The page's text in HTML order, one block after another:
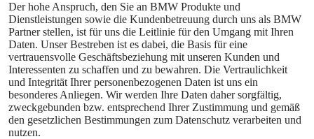
Der hohe Anspruch, den Sie an BMW Produkte und
Dienstleistungen sowie die Kundenbetreuung durch uns als BMW
Partner stellen, ist für uns die Leitlinie für den Umgang mit Ihren
Daten. Unser Bestreben ist es dabei, die Basis für eine
vertrauensvolle Geschäftsbeziehung mit unseren Kunden und
Interessenten zu schaffen und zu bewahren. Die Vertraulichkeit
und Integrität Ihrer personenbezogenen Daten ist uns ein
besonderes Anliegen. Wir werden Ihre Daten daher sorgfältig,
zweckgebunden bzw. entsprechend Ihrer Zustimmung und gemäß
den gesetzlichen Bestimmungen zum Datenschutz verarbeiten und
nutzen.